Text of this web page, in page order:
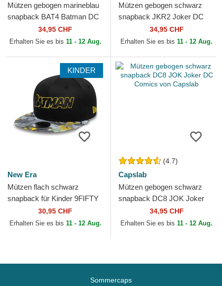
Mützen gebogen marineblau
snapback BAT4 Batman DC
Comics von Capslab
34,95 CHF
Erhalten Sie es bis 11 - 12 Aug.
Mützen gebogen schwarz
snapback JKR2 Joker DC
Comics von Capslab
34,95 CHF
Erhalten Sie es bis 11 - 12 Aug.
KINDER
New Era
Mützen flach schwarz
snapback für Kinder 9FIFTY
der Batman DC Comics von
New Era
30,95 CHF
Erhalten Sie es bis 11 - 12 Aug.
(4.7)
Capslab
Mützen gebogen schwarz
snapback DC8 JOK Joker
DC Comics von Capslab
34,95 CHF
Erhalten Sie es bis 11 - 12 Aug.
Sommercaps